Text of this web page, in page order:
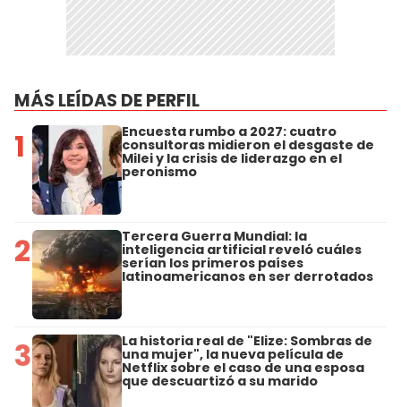
MÁS LEÍDAS DE PERFIL
1 Encuesta rumbo a 2027: cuatro
consultoras midieron el desgaste de
Milei y la crisis de liderazgo en el
peronismo
2 Tercera Guerra Mundial: la
inteligencia artificial reveló cuáles
serían los primeros países
latinoamericanos en ser derrotados
3 La historia real de "Elize: Sombras de
una mujer", la nueva película de
Netflix sobre el caso de una esposa
que descuartizó a su marido